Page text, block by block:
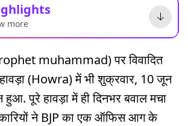
more
muhammad) पर विवादित
(Howra) में भी शुक्रवार, 10 जून
हुआ. पूरे हावड़ा में ही दिनभर बवाल मचा
ने BJP का एक ऑफिस आग के